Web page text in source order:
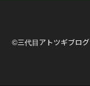
©三代目アトツギブログ